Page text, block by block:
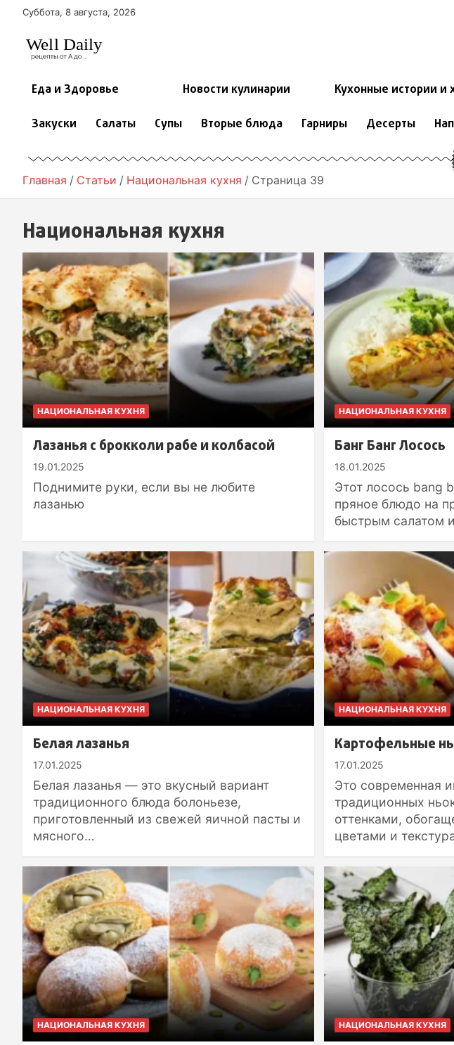
Суббота, 8 августа, 2026
Еда и Здоровье Новости кулинарии Кухонные истории и
Закуски Салаты Супы Вторые блюда Гарниры Десерты
Главная Статьи Национальная кухня Страница 39
Национальная кухня
НАЦИОНАЛЬНАЯ КУХНЯ
Лазанья с брокколи рабе и колбасой
19.01.2025
Поднимите руки, если вы не любите
лазанью
НАЦИОНАЛЬНАЯ КУХНЯ
Банг Банг Лосось
18.01.2025
Этот лосось bang
пряное блюдо на
быстрым салатом
НАЦИОНАЛЬНАЯ КУХНЯ
Белая лазанья
17.01.2025
Белая лазанья — это вкусный вариант
традиционного блюда болоньезе,
приготовленный из свежей яичной пасты и
мясного…
НАЦИОНАЛЬНАЯ КУХНЯ
Картофельные
17.01.2025
Это современная
традиционных
оттенками,
цветами и
НАЦИОНАЛЬНАЯ КУХНЯ НАЦИОНАЛЬНАЯ КУХНЯ